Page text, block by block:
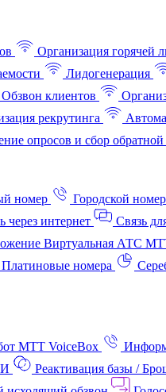
Организация горячей
Лидогенерация
Обзвон клиентов
рекрутинга
опросов и сбор обратной
номер Городской номер
через интернет
Связь
Виртуальная АТС
Платиновые номера
МТТ VoiceBox
Реактивация базы /